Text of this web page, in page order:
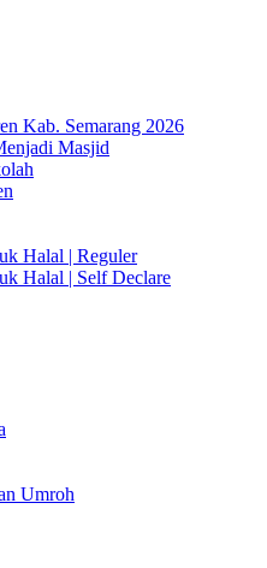
Kab. Semarang 2026
Masjid
Halal | Reguler
Halal | Self Declare
Umroh